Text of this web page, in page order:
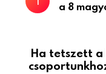
a 8
Ha tetszett a